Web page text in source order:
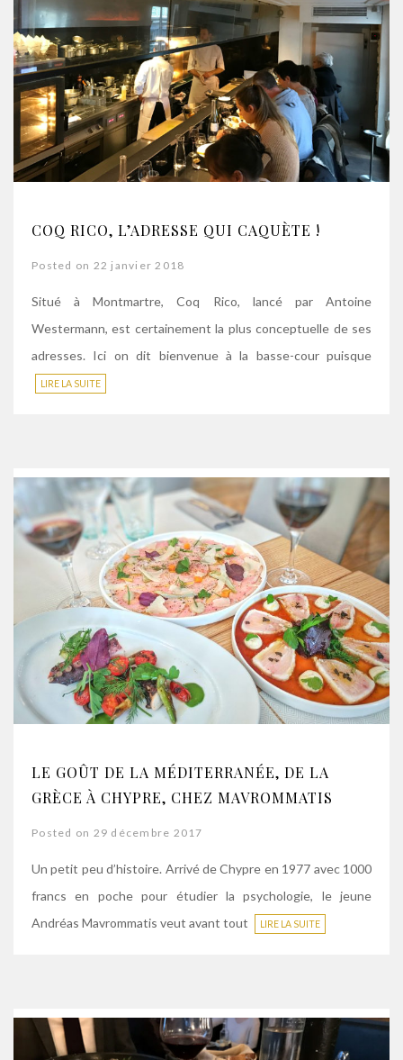
COQ RICO, L’ADRESSE QUI CAQUÈTE !
Posted on 22 janvier 2018
Situé à Montmartre, Coq Rico, lancé par Antoine
Westermann, est certainement la plus conceptuelle de ses
adresses. Ici on dit bienvenue à la basse-cour puisque
LIRE LA SUITE
LE GOÛT DE LA MÉDITERRANÉE, DE LA
GRÈCE À CHYPRE, CHEZ MAVROMMATIS
Posted on 29 décembre 2017
Un petit peu d’histoire. Arrivé de Chypre en 1977 avec 1000
francs en poche pour étudier la psychologie, le jeune
Andréas Mavrommatis veut avant tout
LIRE LA SUITE